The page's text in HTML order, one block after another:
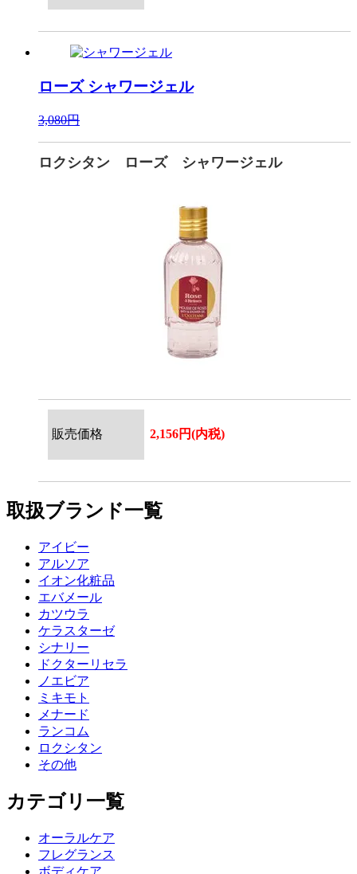
ローズ シャワージェル
3,080円
ロクシタン ローズ シャワージェル
販売価格 2,156円(内税)
取扱ブランド一覧
アイビー
アルソア
イオン化粧品
エバメール
カツウラ
ケラスターゼ
シナリー
ドクターリセラ
ノエビア
ミキモト
メナード
ランコム
ロクシタン
その他
カテゴリ一覧
オーラルケア
フレグランス